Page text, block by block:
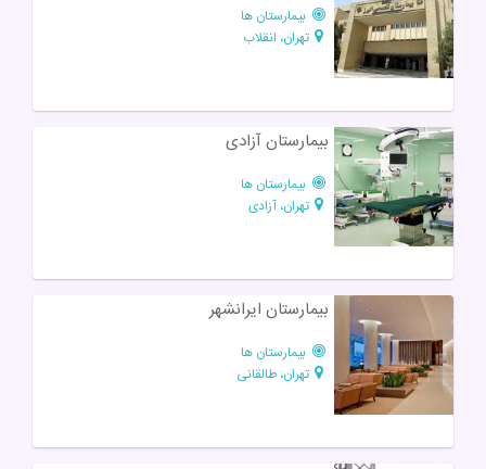
بیمارستان ها
تهران، انقلاب
بیمارستان آزادی
بیمارستان ها
تهران، آزادی
بیمارستان ایرانشهر
بیمارستان ها
تهران، طالقانی